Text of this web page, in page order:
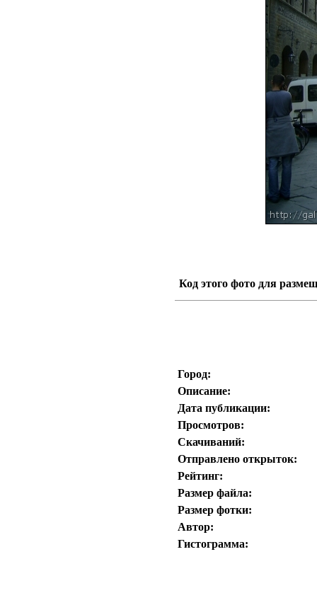
Код этого фото для
Город:
Описание:
Дата публикации:
Просмотров:
Скачиваний:
Отправлено открыток:
Рейтинг:
Размер файла:
Размер фотки:
Автор:
Гистограмма: